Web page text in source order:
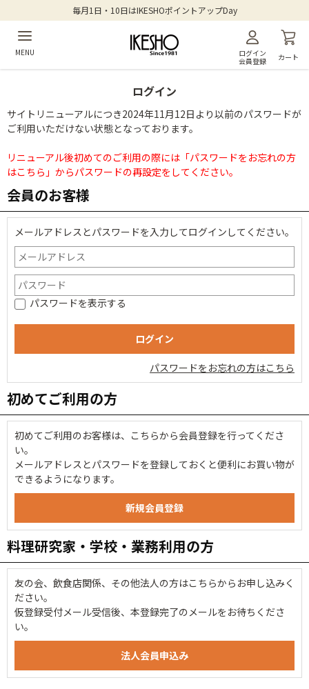
毎月1日・10日はIKESHOポイントアップDay
MENU
ログイン
会員登録
カート
ログイン
サイトリニューアルにつき2024年11月12日より以前のパスワードが
ご利用いただけない状態となっております。
リニューアル後初めてのご利用の際には「パスワードをお忘れの方
はこちら」からパスワードの再設定をしてください。
会員のお客様
メールアドレスとパスワードを入力してログインしてください。
パスワードを表示する
パスワードをお忘れの方はこちら
初めてご利用の方
初めてご利用のお客様は、こちらから会員登録を行ってくださ
い。
メールアドレスとパスワードを登録しておくと便利にお買い物が
できるようになります。
料理研究家・学校・業務利用の方
友の会、飲食店関係、その他法人の方はこちらからお申し込みく
ださい。
仮登録受付メール受信後、本登録完了のメールをお待ちくださ
い。